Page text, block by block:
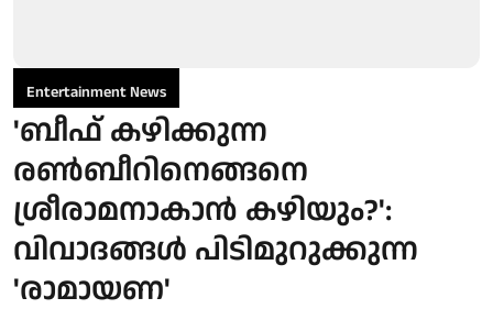
Entertainment News
'ബീഫ് കഴിക്കുന്ന
രൺബീറിനെങ്ങനെ
ശ്രീരാമനാകാൻ കഴിയും?':
വിവാദങ്ങൾ പിടിമുറുക്കുന്ന
'രാമായണ'